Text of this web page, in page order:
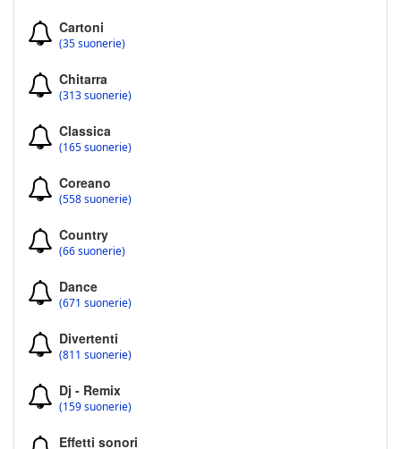
Cartoni
(35 suonerie)
Chitarra
(313 suonerie)
Classica
(165 suonerie)
Coreano
(558 suonerie)
Country
(66 suonerie)
Dance
(671 suonerie)
Divertenti
(811 suonerie)
Dj - Remix
(159 suonerie)
Effetti sonori